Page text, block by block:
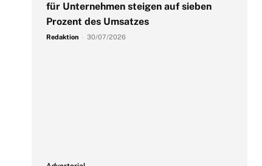
für Unternehmen steigen auf sieben
Prozent des Umsatzes
Redaktion 30/07/2026